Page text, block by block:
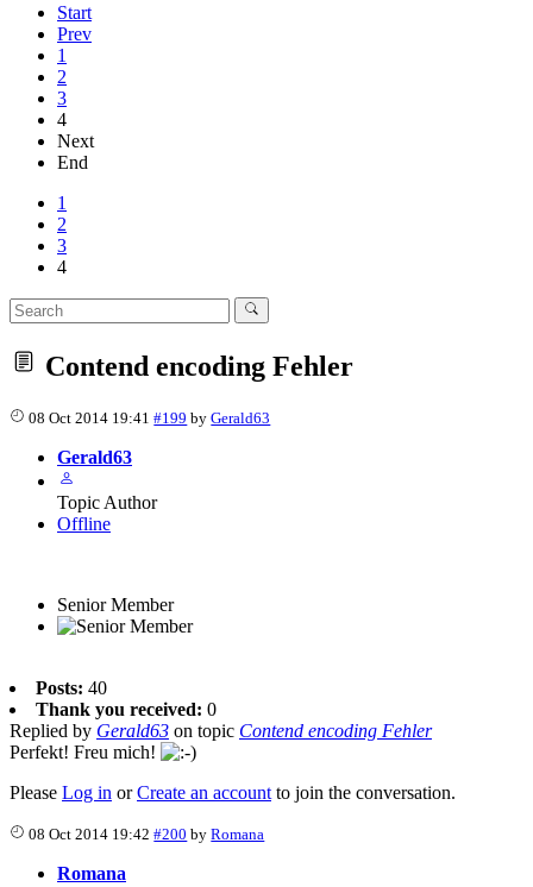
Start
Prev
1
2
3
4
Next
End
1
2
3
4
Contend encoding Fehler
08 Oct 2014 19:41 #199 byGerald63
Gerald63
Topic Author
Offline
Senior Member
Posts: 40
Thank you received: 0
Replied by Gerald63 on topic Contend encoding Fehler
Perfekt! Freu mich!
Please Log in orCreate an account to join the conversation.
08 Oct 2014 19:42 #200 byRomana
Romana